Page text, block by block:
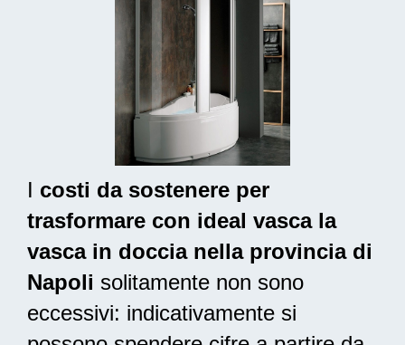
I costi da sostenere per
trasformare con ideal vasca la
vasca in doccia nella provincia di
Napoli solitamente non sono
eccessivi: indicativamente si